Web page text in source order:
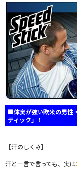
■体臭が強い欧米の男性
ティック」！
【汗のしくみ】
汗と一言で言っても、実は